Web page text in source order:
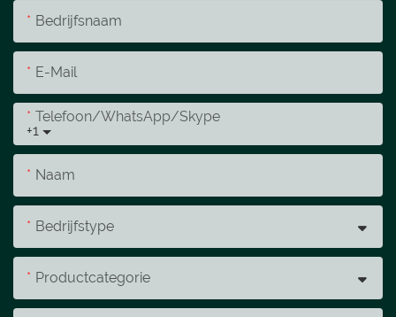
Bedrijfsnaam
E-Mail
+1
Telefoon/WhatsApp/Skype
Naam
Bedrijfstype
Productcategorie